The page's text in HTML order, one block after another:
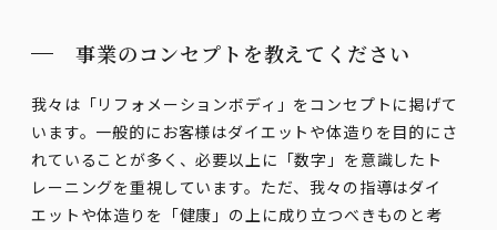
事業のコンセプトを教えてください
我々は「リフォメーションボディ」をコンセプトに掲げて
います。一般的にお客様はダイエットや体造りを目的にさ
れていることが多く、必要以上に「数字」を意識したト
レーニングを重視しています。ただ、我々の指導はダイ
エットや体造りを「健康」の上に成り立つべきものと考